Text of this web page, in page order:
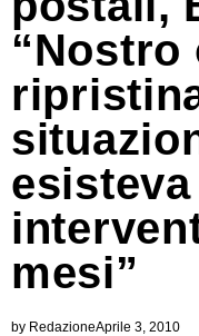
“Nostro
mesi”
by RedazioneAprile 3, 2010